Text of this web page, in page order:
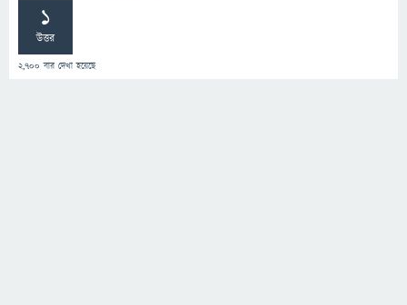
1
উত্তর
2,700 বার দেখা হয়েছে